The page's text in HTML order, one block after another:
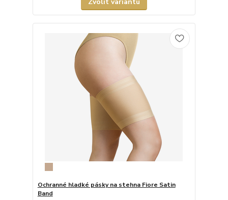
Ochranné hladké pásky na stehna Fiore Satin
Band